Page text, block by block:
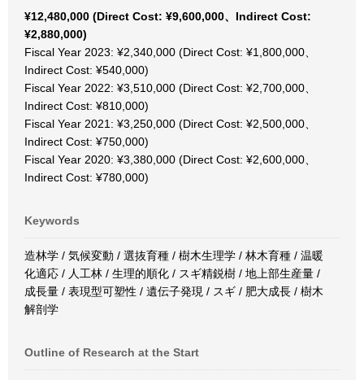
¥12,480,000 (Direct Cost: ¥9,600,000、Indirect Cost:
¥2,880,000)
Fiscal Year 2023: ¥2,340,000 (Direct Cost: ¥1,800,000、
Indirect Cost: ¥540,000)
Fiscal Year 2022: ¥3,510,000 (Direct Cost: ¥2,700,000、
Indirect Cost: ¥810,000)
Fiscal Year 2021: ¥3,250,000 (Direct Cost: ¥2,500,000、
Indirect Cost: ¥750,000)
Fiscal Year 2020: ¥3,380,000 (Direct Cost: ¥2,600,000、
Indirect Cost: ¥780,000)
Keywords
造林学 / 気候変動 / 選抜育種 / 樹木生理学 / 林木育種 / 温暖
化適応 / 人工林 / 生理的順化 / スギ精鋭樹 / 地上部生産量 /
成長量 / 表現型可塑性 / 遺伝子発現 / スギ / 肥大成長 / 樹木
解剖学
Outline of Research at the Start